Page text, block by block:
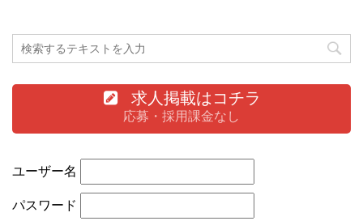
求人掲載はコチラ
応募・採用課金なし
ユーザー名
パスワード